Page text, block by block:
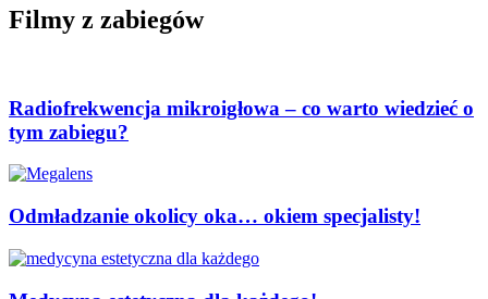
Filmy z zabiegów
Radiofrekwencja mikroigłowa – co warto wiedzieć o
tym zabiegu?
Odmładzanie okolicy oka… okiem specjalisty!